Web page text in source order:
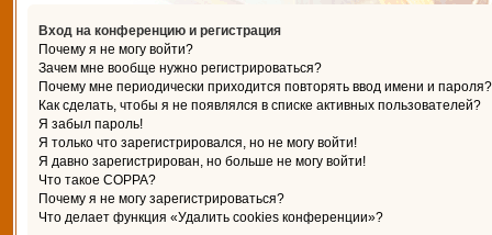
Вход на конференцию и регистрация
Почему я не могу войти?
Зачем мне вообще нужно регистрироваться?
Почему мне периодически приходится повторять ввод имени и пароля?
Как сделать, чтобы я не появлялся в списке активных пользователей?
Я забыл пароль!
Я только что зарегистрировался, но не могу войти!
Я давно зарегистрирован, но больше не могу войти!
Что такое COPPA?
Почему я не могу зарегистрироваться?
Что делает функция «Удалить cookies конференции»?